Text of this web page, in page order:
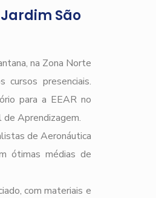
São
na Zona Norte
cursos presenciais.
para a EEAR no
Aprendizagem.
de Aeronáutica
ótimas médias de
com materiais e